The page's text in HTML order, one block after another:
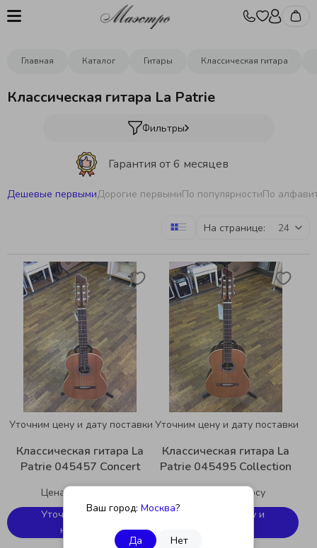
Ваш город: Москва?
Да Нет
Главная Каталог Гитары Классическая гитара
Классическая гитара La Patrie
Фильтры
Гарантия от 6 месяцев
от 10000р.
Дешевые первымиДорогие первымиПо популярностиПо
На странице:
Уточним цену и дату поставки
Классическая гитара La
Patrie 045457 Concert
Цена по запросу
Уточнить цену и
наличие
Уточним цену и дату поставки
Классическая гитара La
Patrie 045495 Collection
Цена по запросу
Уточнить цену и